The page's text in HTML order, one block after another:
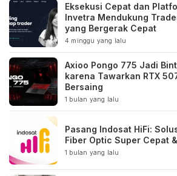
Eksekusi Cepat dan
Invetra Mendukung
yang Bergerak Cepat
4 minggu yang lalu
Axioo Pongo 775 Jadi
karena Tawarkan RTX
Bersaing
1 bulan yang lalu
Pasang Indosat HiFi:
Fiber Optic Super Cepat
1 bulan yang lalu